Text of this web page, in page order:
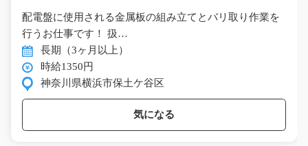
配電盤に使用される金属板の組み立てとバリ取り作業を
行うお仕事です！ 扱…
長期（3ヶ月以上）
時給1350円
神奈川県横浜市保土ケ谷区
気になる